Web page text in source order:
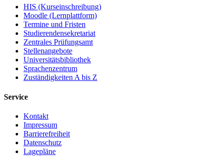
HIS (Kurseinschreibung)
Moodle (Lernplattform)
Termine und Fristen
Studierendensekretariat
Zentrales Prüfungsamt
Stellenangebote
Universitätsbibliothek
Sprachenzentrum
Zuständigkeiten A bis Z
Service
Kontakt
Impressum
Barrierefreiheit
Datenschutz
Lagepläne